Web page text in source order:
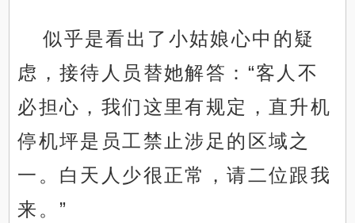
似乎是看出了小姑娘心中的疑
虑，接待人员替她解答：“客人不
必担心，我们这里有规定，直升机
停机坪是员工禁止涉足的区域之
一。白天人少很正常，请二位跟我
来。”